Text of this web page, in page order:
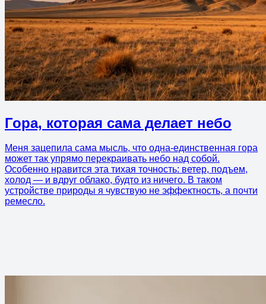
Гора, которая сама делает небо
Меня зацепила сама мысль, что одна-единственная гора
может так упрямо перекраивать небо над собой.
Особенно нравится эта тихая точность: ветер, подъем,
холод — и вдруг облако, будто из ничего. В таком
устройстве природы я чувствую не эффектность, а почти
ремесло.